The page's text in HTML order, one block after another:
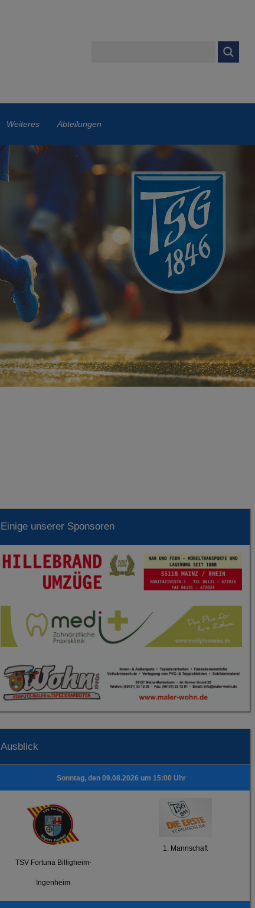
Weiteres Abteilungen
Einige unserer Sponsoren
Ausblick
Sonntag, den 09.08.2026 um 15:00 Uhr
TSV Fortuna Billigheim-
Ingenheim
1. Mannschaft